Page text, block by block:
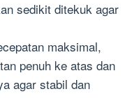
sedikit ditekuk agar
maksimal,
penuh ke atas dan
agar stabil dan